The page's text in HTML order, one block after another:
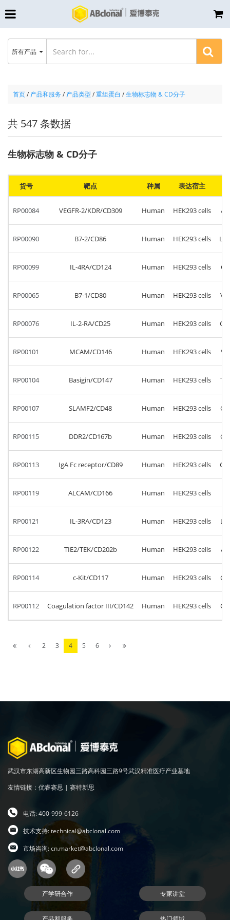
首页/ 产品和服务 / 产品类型 /重组蛋白 /生物标志物 & CD分子
共 547 条数据
生物标志物 & CD分子
货号 靶点 种属 表达宿主
RP00084 VEGFR-2/KDR/CD309 Human HEK293 cells
RP00090 B7-2/CD86 Human HEK293 cells
RP00099 IL-4RA/CD124 Human HEK293 cells
RP00065 B7-1/CD80 Human HEK293 cells
RP00076 IL-2-RA/CD25 Human HEK293 cells
RP00101 MCAM/CD146 Human HEK293 cells
RP00104 Basigin/CD147 Human HEK293 cells
RP00107 SLAMF2/CD48 Human HEK293 cells
RP00115 DDR2/CD167b Human HEK293 cells
RP00113 IgA Fc receptor/CD89 Human HEK293 cells
RP00119 ALCAM/CD166 Human HEK293 cells
RP00121 IL-3RA/CD123 Human HEK293 cells
RP00122 TIE2/TEK/CD202b Human HEK293 cells
RP00114 c-Kit/CD117 Human HEK293 cells
RP00112 Coagulation factor III/CD142 Human HEK293 cells
2 3 4 5 6
所有产品
武汉市东湖高新区生物园三路高科园三路9号武汉精准医疗产业基地
友情链接： 优睿赛思 | 赛特新思
电话: 400-999-6126
技术支持:technical@abclonal.com
市场咨询:cn.market@abclonal.com
产学研合作 专家讲堂